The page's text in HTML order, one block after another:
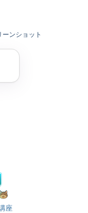
ンショット
座